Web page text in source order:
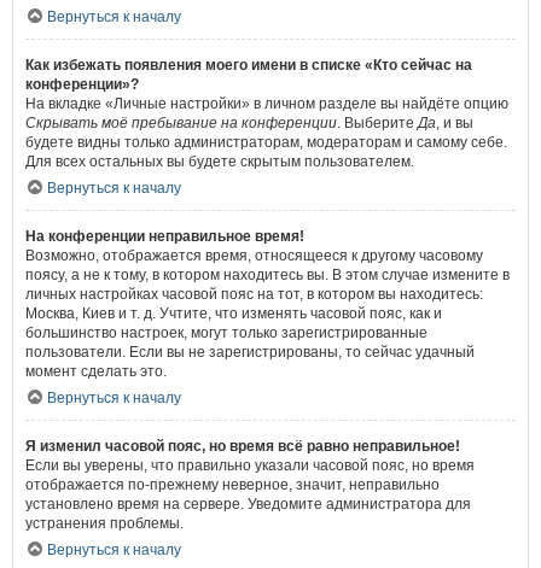
Вернуться к началу
Как избежать появления моего имени в списке «Кто сейчас на
конференции»?
На вкладке «Личные настройки» в личном разделе вы найдёте опцию
Скрывать моё пребывание на конференции. ВыберитеДа, и вы
будете видны только администраторам, модераторам и самому себе.
Для всех остальных вы будете скрытым пользователем.
Вернуться к началу
На конференции неправильное время!
Возможно, отображается время, относящееся к другому часовому
поясу, а не к тому, в котором находитесь вы. В этом случае измените в
личных настройках часовой пояс на тот, в котором вы находитесь:
Москва, Киев и т. д. Учтите, что изменять часовой пояс, как и
большинство настроек, могут только зарегистрированные
пользователи. Если вы не зарегистрированы, то сейчас удачный
момент сделать это.
Вернуться к началу
Я изменил часовой пояс, но время всё равно неправильное!
Если вы уверены, что правильно указали часовой пояс, но время
отображается по-прежнему неверное, значит, неправильно
установлено время на сервере. Уведомите администратора для
устранения проблемы.
Вернуться к началу